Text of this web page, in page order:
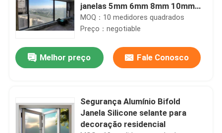
janelas 5mm 6mm 8mm 10mm
12mm Espessura do vidro
MOQ：10 medidores quadrados
Preço：negotiable
Melhor preço Fale Conosco
Segurança Alumínio Bifold
Janela Silicone selante para
decoração residencial